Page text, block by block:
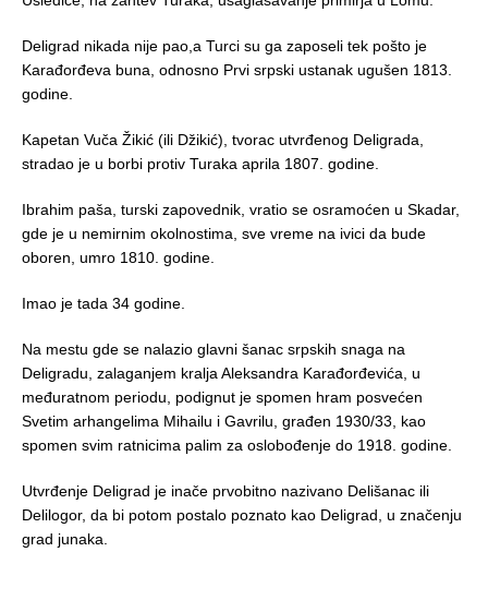
Deligrad nikada nije pao,a Turci su ga zaposeli tek pošto je
Karađorđeva buna, odnosno Prvi srpski ustanak ugušen 1813.
godine.
Kapetan Vuča Žikić (ili Džikić), tvorac utvrđenog Deligrada,
stradao je u borbi protiv Turaka aprila 1807. godine.
Ibrahim paša, turski zapovednik, vratio se osramoćen u Skadar,
gde je u nemirnim okolnostima, sve vreme na ivici da bude
oboren, umro 1810. godine.
Imao je tada 34 godine.
Na mestu gde se nalazio glavni šanac srpskih snaga na
Deligradu, zalaganjem kralja Aleksandra Karađorđevića, u
međuratnom periodu, podignut je spomen hram posvećen
Svetim arhangelima Mihailu i Gavrilu, građen 1930/33, kao
spomen svim ratnicima palim za oslobođenje do 1918. godine.
Utvrđenje Deligrad je inače prvobitno nazivano Delišanac ili
Delilogor, da bi potom postalo poznato kao Deligrad, u značenju
grad junaka.